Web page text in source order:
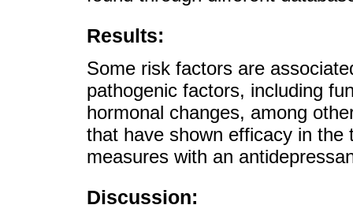
Results:
Some risk factors are
pathogenic factors, including
hormonal changes, among
that have shown efficacy in
measures with an
Discussion: